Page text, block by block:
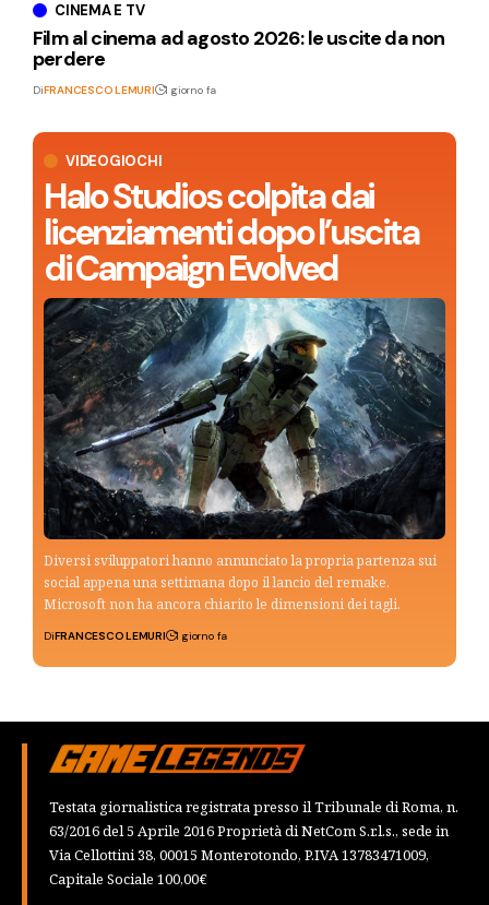
VIDEOGIOCHI
Halo Studios colpita dai
licenziamenti dopo l’uscita
di Campaign Evolved
Diversi sviluppatori hanno annunciato la propria partenza sui
social appena una settimana dopo il lancio del remake.
Microsoft non ha ancora chiarito le dimensioni dei tagli.
DiFRANCESCO LEMURI 1 giorno fa
CINEMA E TV
Film al cinema ad agosto 2026: le uscite da non
perdere
DiFRANCESCO LEMURI 1 giorno fa
Testata giornalistica registrata presso il Tribunale di Roma, n.
63/2016 del 5 Aprile 2016 Proprietà di NetCom S.r.l.s., sede in
Via Cellottini 38, 00015 Monterotondo, P.IVA 13783471009,
Capitale Sociale 100,00€